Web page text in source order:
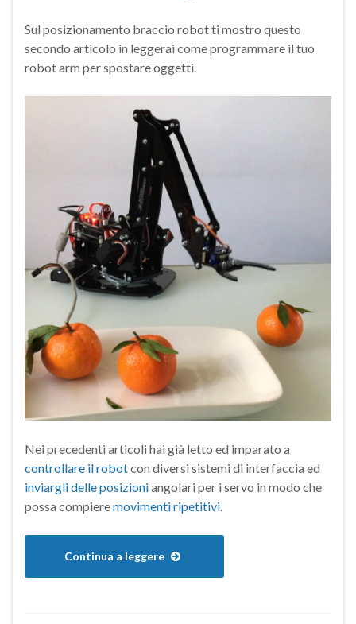
Sul posizionamento braccio robot ti mostro questo
secondo articolo in leggerai come programmare il tuo
robot arm per spostare oggetti.
Nei precedenti articoli hai già letto ed imparato a
controllare il robotcon diversi sistemi di interfaccia ed
inviargli delle posizioniangolari per i servo in modo che
possa compieremovimenti ripetitivi.
Continua a leggere